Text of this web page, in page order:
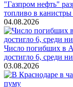
"Газпром нефть"
топливо в канистры
04.08.2026
Число погибших в
достигло 6, среди
03.08.2026